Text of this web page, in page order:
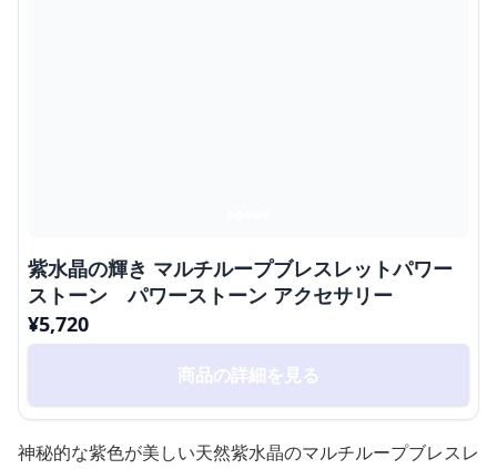
紫水晶の輝き マルチループブレスレットパワー
ストーン パワーストーン アクセサリー
¥5,720
商品の詳細を見る
神秘的な紫色が美しい天然紫水晶のマルチループブレスレ